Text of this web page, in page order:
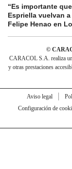
“Es importante
Espriella vuelvan
Felipe Henao en
©
CARACOL S.A. realiza
y otras prestaciones
Aviso legal
Configuración de